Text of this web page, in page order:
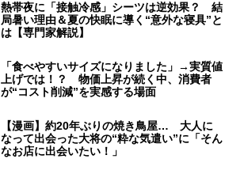
熱帯夜に「接触冷感」シーツは逆効果？ 結
局暑い理由＆夏の快眠に導く“意外な寝具”と
は【専門家解説】
「食べやすいサイズになりました」→実質値
上げでは！？ 物価上昇が続く中、消費者
が“コスト削減”を実感する場面
【漫画】約20年ぶりの焼き鳥屋… 大人に
なって出会った大将の“粋な気遣い”に「そん
なお店に出会いたい！」